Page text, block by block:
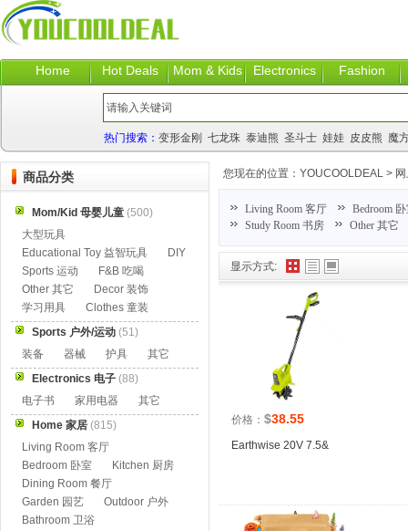
Home Hot Deals Mom & Kids Electronics Fashion
热门搜索： 变形金刚 七龙珠 泰迪熊 圣斗士 娃娃 皮皮熊 魔
显示方式:
价格： $38.55
Earthwise 20V 7.5&
您现在的位置： YOUCOOLDEAL >
Living Room 客厅
Bedroom
Study Room 书房
Other 其它
商品分类
Mom/Kid 母婴儿童 (500)
大型玩具
Educational Toy 益智玩具
DIY
Sports 运动
F&B 吃喝
Other 其它
Decor 装饰
学习用具
Clothes 童装
Sports 户外/运动 (51)
装备
器械 护具
其它
Electronics 电子 (88)
电子书
家用电器
其它
Home 家居 (815)
Living Room 客厅
Bedroom 卧室
Kitchen 厨房
Dining Room 餐厅
Garden 园艺
Outdoor 户外
Bathroom 卫浴